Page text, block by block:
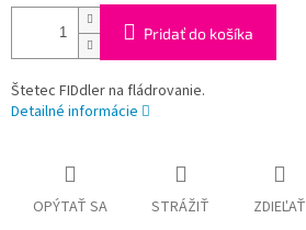
Pridať do košíka
Štetec FIDdler na fládrovanie.
Detailné informácie
OPÝTAŤ SA STRÁŽIŤ ZDIEĽAŤ